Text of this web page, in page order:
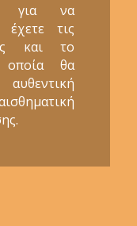
για να
τις
και το
οποία θα